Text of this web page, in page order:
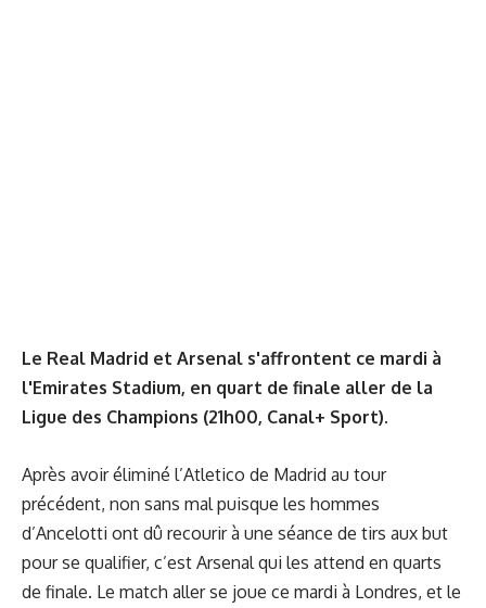
Le Real Madrid et Arsenal s'affrontent ce mardi à
l'Emirates Stadium, en quart de finale aller de la
Ligue des Champions (21h00, Canal+ Sport).
Après avoir éliminé l’Atletico de Madrid au tour
précédent, non sans mal puisque les hommes
d’Ancelotti ont dû recourir à une séance de tirs aux but
pour se qualifier, c’est Arsenal qui les attend en quarts
de finale. Le match aller se joue ce mardi à Londres, et le